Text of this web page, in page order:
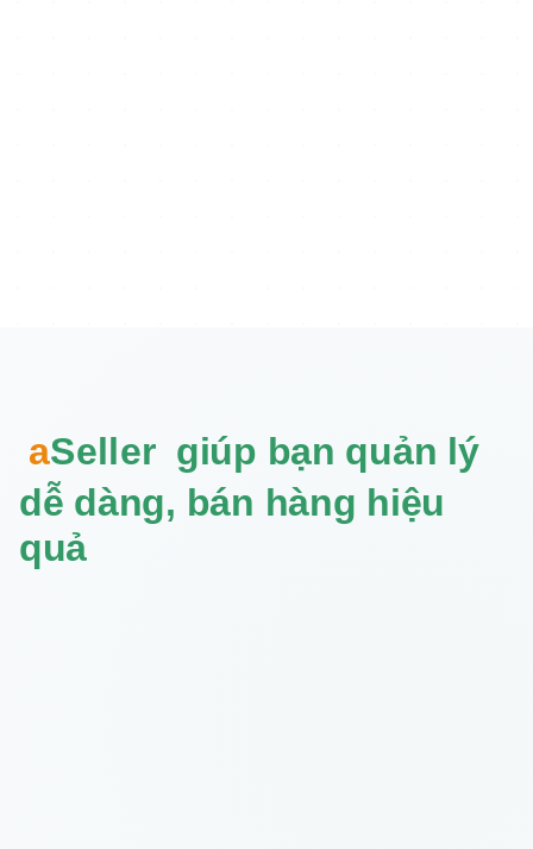
aSeller giúp bạn quản lý
dễ dàng, bán hàng hiệu
quả